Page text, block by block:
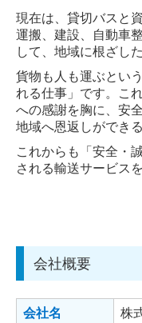
現在は、貸切バスと
運搬、建設、自動車
して、地域に根ざし
貨物も人も運ぶとい
れる仕事」です。こ
への感謝を胸に、安
地域へ恩返しができ
これからも「安全・
される輸送サービス
会社概要
会社名 株